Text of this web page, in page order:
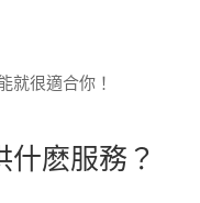
就很適合你！
什麽服務？